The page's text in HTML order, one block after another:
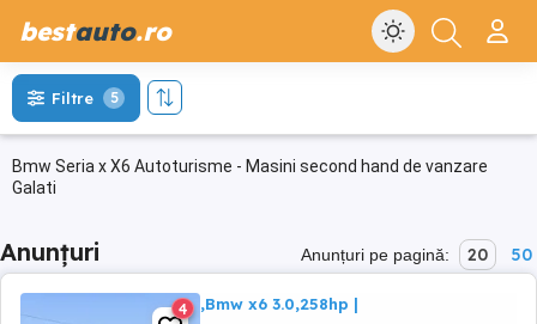
bestauto.ro
Bmw Seria x X6 Autoturisme - Masini second hand de vanzare
Galati
Filtre 5
Anunțuri Anunțuri pe pagină: 20 50
4 ,Bmw x6 3.0,258hp |